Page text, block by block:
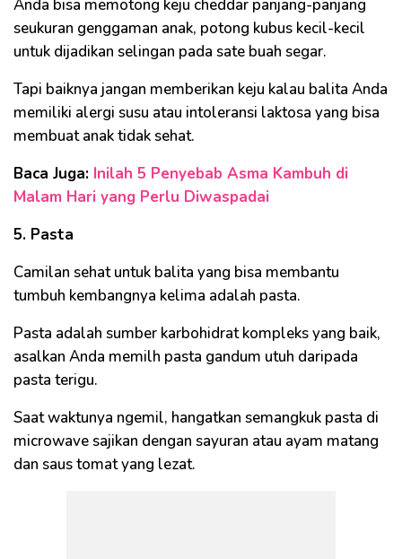
Anda bisa memotong keju cheddar panjang-panjang
seukuran genggaman anak, potong kubus kecil-kecil
untuk dijadikan selingan pada sate buah segar.
Tapi baiknya jangan memberikan keju kalau balita Anda
memiliki alergi susu atau intoleransi laktosa yang bisa
membuat anak tidak sehat.
Baca Juga: Inilah 5 Penyebab Asma Kambuh di
Malam Hari yang Perlu Diwaspadai
5. Pasta
Camilan sehat untuk balita yang bisa membantu
tumbuh kembangnya kelima adalah pasta.
Pasta adalah sumber karbohidrat kompleks yang baik,
asalkan Anda memilh pasta gandum utuh daripada
pasta terigu.
Saat waktunya ngemil, hangatkan semangkuk pasta di
microwave sajikan dengan sayuran atau ayam matang
dan saus tomat yang lezat.